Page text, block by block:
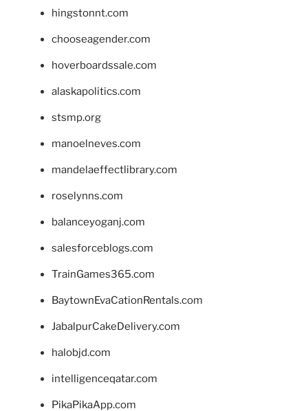
hingstonnt.com
chooseagender.com
hoverboardssale.com
alaskapolitics.com
stsmp.org
manoelneves.com
mandelaeffectlibrary.com
roselynns.com
balanceyoganj.com
salesforceblogs.com
TrainGames365.com
BaytownEvaCationRentals.com
JabalpurCakeDelivery.com
halobjd.com
intelligenceqatar.com
PikaPikaApp.com